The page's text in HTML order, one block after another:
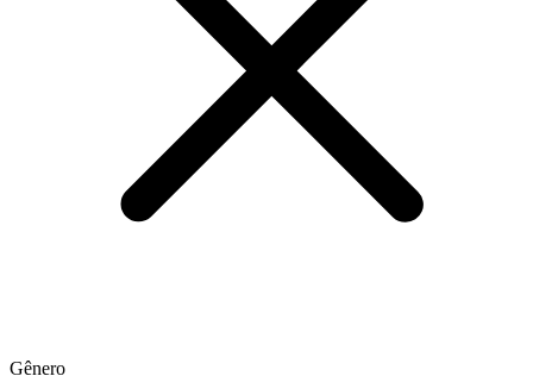
Gênero